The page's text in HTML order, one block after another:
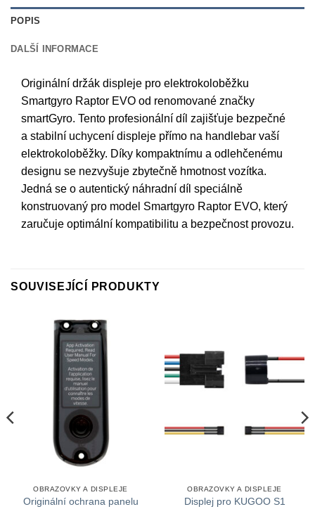
POPIS
DALŠÍ INFORMACE
Originální držák displeje pro elektrokoloběžku
Smartgyro Raptor EVO od renomované značky
smartGyro. Tento profesionální díl zajišťuje bezpečné
a stabilní uchycení displeje přímo na handlebar vaší
elektrokoloběžky. Díky kompaktnímu a odlehčenému
designu se nezvyšuje zbytečně hmotnost vozítka.
Jedná se o autentický náhradní díl speciálně
konstruovaný pro model Smartgyro Raptor EVO, který
zaručuje optimální kompatibilitu a bezpečnost provozu.
SOUVISEJÍCÍ PRODUKTY
OBRAZOVKY A DISPLEJE
Originální ochrana panelu
OBRAZOVKY A DISPLEJE
Displej pro KUGOO S1